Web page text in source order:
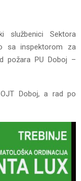
službenici Sektora
sa inspektorom za
požara PU Doboj –
Doboj, a rad po